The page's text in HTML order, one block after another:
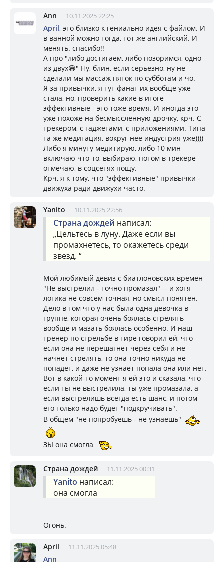
Ann 10.11.2025 22:25
April, это близко к гениально идея с файлом. И
в ванной можно тогда, тот же английский. И
менять. спасибо!!
А про "либо достигаем, либо позоримся, одно
из двух😁" Ну, блин, если серьезно, ну не
сделали мы массаж пяток по субботам и чо.
Я за привычки, я тут фанат их вообще уже
стала, но, проверить какие в итоге
эффективные - это тоже время. И иногда это
уже похоже на бесмыссленную дрочку, крч. С
трекером, с гаджетами, с приложениями. Типа
та же медитация, вокруг нее индустрия уже))))
Либо я минуту медитирую, либо 10 мин
включаю что-то, выбираю, потом в трекере
отмечаю, в соцсетях пощу.
Крч, я к тому, что "эффективные" привычки -
движуха ради движухи часто.
Yanito 10.11.2025 22:56
Страна дождей написал:
„Цельтесь в луну. Даже если вы
промахнетесь, то окажетесь среди
звезд. “
Мой любимый девиз с биатлоновских времён
"Не выстрелил - точно промазал" -- и хотя
логика не совсем точная, но смысл понятен.
Дело в том что у нас была одна девочка в
группе, которая очень боялась стрелять
вообще и мазать боялась особенно. И наш
тренер по стрельбе в тире говорил ей, что
если она не перешагнёт через себя и не
начнёт стрелять, то она точно никуда не
попадёт, и даже не узнает попала она или нет.
Вот в какой-то момент я ей это и сказала, что
если ты не выстрелила, ты уже промазала, а
если выстрелишь всегда есть шанс, и потом
его только надо будет "подкручивать".
В общем "не попробуешь - не узнаешь"
ЗЫ она смогла
Страна дождей 11.11.2025 00:31
Yanito написал:
она смогла
Огонь.
April 11.11.2025 05:48
Ann